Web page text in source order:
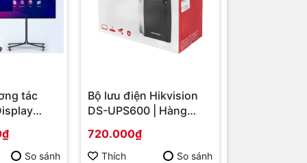
tác
| Cấu
| HàngSo sánh
Bộ lưu điện Hikvision
DS-UPS600 | Hàng
720.000₫
Thích So sánh